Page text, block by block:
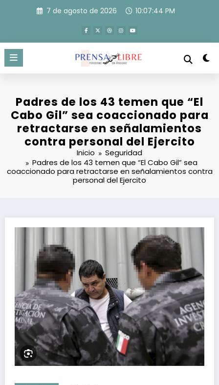
7 de agosto de 2026 10:07:45 PM
Padres de los 43 temen que “El
Cabo Gil” sea coaccionado para
retractarse en señalamientos
contra personal del Ejercito
Inicio
Seguridad
Padres de los 43 temen que “El Cabo Gil” sea
coaccionado para retractarse en señalamientos contra
personal del Ejercito